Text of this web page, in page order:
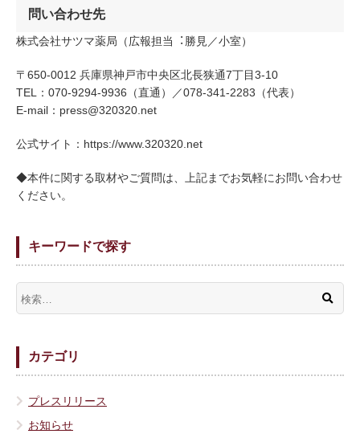
問い合わせ先
株式会社サツマ薬局（広報担当︓勝見／小室）
〒650-0012 兵庫県神戸市中央区北長狭通7丁目3-10
TEL：070-9294-9936（直通）／078-341-2283（代表）
E-mail：press@320320.net
公式サイト：https://www.320320.net
◆本件に関する取材やご質問は、上記までお気軽にお問い合わせ
ください。
キーワードで探す
カテゴリ
プレスリリース
お知らせ